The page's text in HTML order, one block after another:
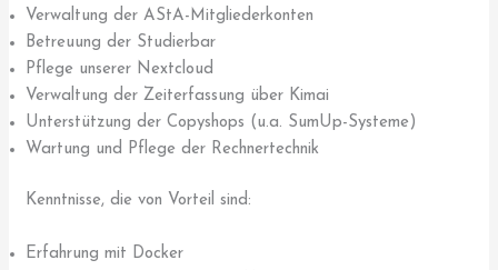
Verwaltung der AStA-Mitgliederkonten
Betreuung der Studierbar
Pflege unserer Nextcloud
Verwaltung der Zeiterfassung über Kimai
Unterstützung der Copyshops (u.a. SumUp-Systeme)
Wartung und Pflege der Rechnertechnik
Kenntnisse, die von Vorteil sind:
Erfahrung mit Docker